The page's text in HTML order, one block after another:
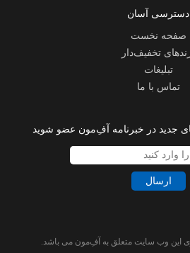
دسترسی آسان
صفحه نخست
تخفیف‌دار
تبلیغات
تماس با ما
جدید در خبرنامه آفِ‌مون عضو شوید
ارسال
این وب سایت متعلق به آفِ‌مون می باشد.